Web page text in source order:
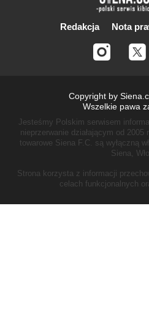
Redakcja Nota
Copyright by
Wszelkie pawa
Jesteśmy Polskim serwisem
nieprzerwanie działającym od 2005
towarowe Siena F.C. są wyłączną
Siena,
Strona korzysta z informacji
celach funkcjonalnych